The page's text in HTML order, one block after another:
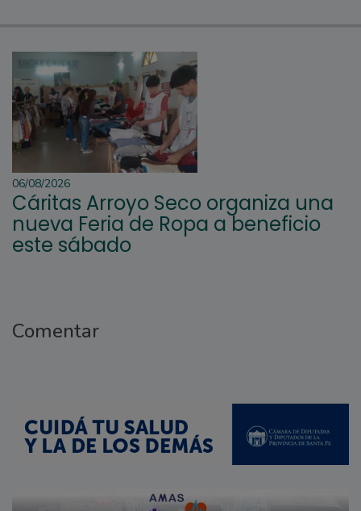
06/08/2026
Cáritas Arroyo Seco organiza una
nueva Feria de Ropa a beneficio
este sábado
Comentar